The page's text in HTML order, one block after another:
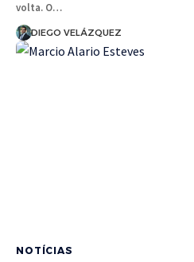
volta. O…
DIEGO VELÁZQUEZ
NOTÍCIAS